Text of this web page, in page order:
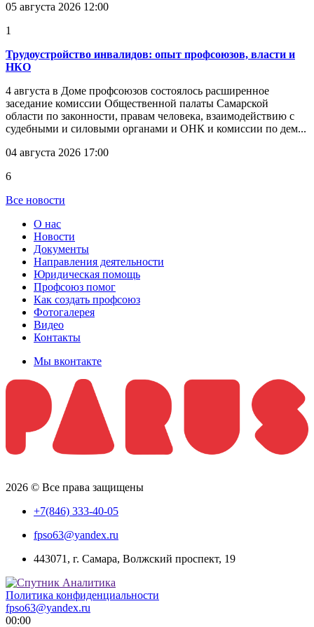
05 августа 2026 12:00
1
Трудоустройство инвалидов: опыт профсоюзов, власти и
НКО
4 августа в Доме профсоюзов состоялось расширенное
заседание комиссии Общественной палаты Самарской
области по законности, правам человека, взаимодействию с
судебными и силовыми органами и ОНК и комиссии по дем...
04 августа 2026 17:00
6
Все новости
О нас
Новости
Документы
Направления деятельности
Юридическая помощь
Профсоюз помог
Как создать профсоюз
Фотогалерея
Видео
Контакты
Мы вконтакте
2026 © Все права защищены
+7(846) 333-40-05
fpso63@yandex.ru
443071, г. Самара, Волжский проспект, 19
Политика конфиденциальности
fpso63@yandex.ru
00:00